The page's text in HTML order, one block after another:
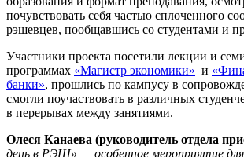
почувствовать себя частью сплоченного
рэшевцев, пообщавшись со студентами и
Участники проекта посетили лекции и
программах «Магистр экономики» и
банки», прошлись по кампусу в
смогли поучаствовать в различных
в перерывах между занятиями.
Олеся Канаева (руководитель отдела
день в РЭШ» — особенное мероприятие